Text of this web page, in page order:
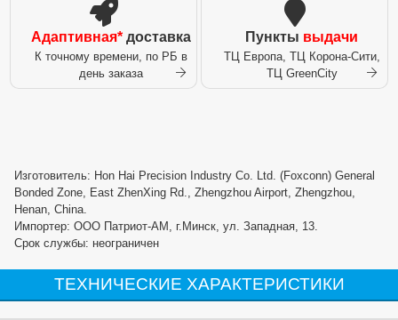
Адаптивная*доставка
К точному времени, по РБ в
день заказа
Пункты выдачи
ТЦ Европа, ТЦ Корона-Сити,
ТЦ GreenCity
Изготовитель: Hon Hai Precision Industry Co. Ltd. (Foxconn) General
Bonded Zone, East ZhenXing Rd., Zhengzhou Airport, Zhengzhou,
Henan, China.
Импортер: ООО Патриот-АМ, г.Минск, ул. Западная, 13.
Срок службы: неограничен
ТЕХНИЧЕСКИЕ ХАРАКТЕРИСТИКИ